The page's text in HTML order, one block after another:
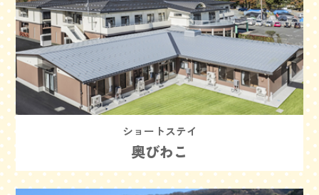
ショートステイ
奥びわこ